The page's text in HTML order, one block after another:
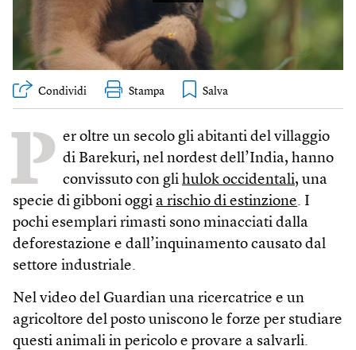
Condividi Stampa
P er oltre un secolo gli abitanti del villaggio
di Barekuri, nel nordest dell’India, hanno
convissuto con gli hulok occidentali, una
specie di gibboni oggi a rischio di estinzione. I
pochi esemplari rimasti sono minacciati dalla
deforestazione e dall’inquinamento causato dal
settore industriale.
Nel video del Guardian una ricercatrice e un
agricoltore del posto uniscono le forze per studiare
questi animali in pericolo e provare a salvarli.